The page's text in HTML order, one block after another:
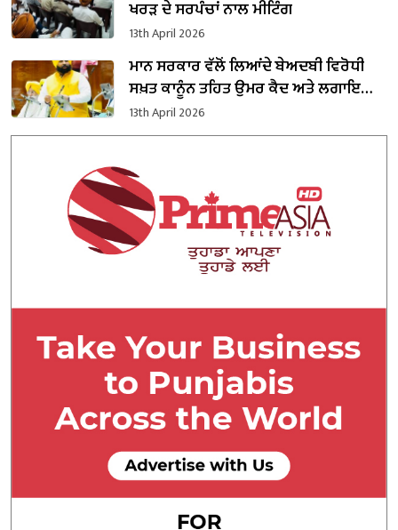
ਖਰੜ ਦੇ ਸਰਪੰਚਾਂ ਨਾਲ ਮੀਟਿੰਗ
13th April 2026
ਮਾਨ ਸਰਕਾਰ ਵੱਲੋਂ ਲਿਆਂਦੇ ਬੇਅਦਬੀ ਵਿਰੋਧੀ
ਸਖ਼ਤ ਕਾਨੂੰਨ ਤਹਿਤ ਉਮਰ ਕੈਦ ਅਤੇ ਲਗਾਇਆ
ਜਾਵੇਗਾ 25 ਲੱਖ ਰੁਪਏ ਦਾ ਜੁਰਮਾਨਾ : ਹਰਜੋਤ
ਸਿੰਘ ਬੈਂਸ
13th April 2026